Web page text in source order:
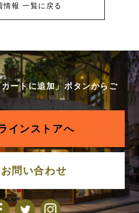
情報 一覧に戻る
ートに追加」ボタンからご
インストアへ
お問い合わせ